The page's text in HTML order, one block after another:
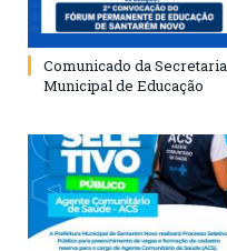
Comunicado da Secretaria
Municipal de Educação